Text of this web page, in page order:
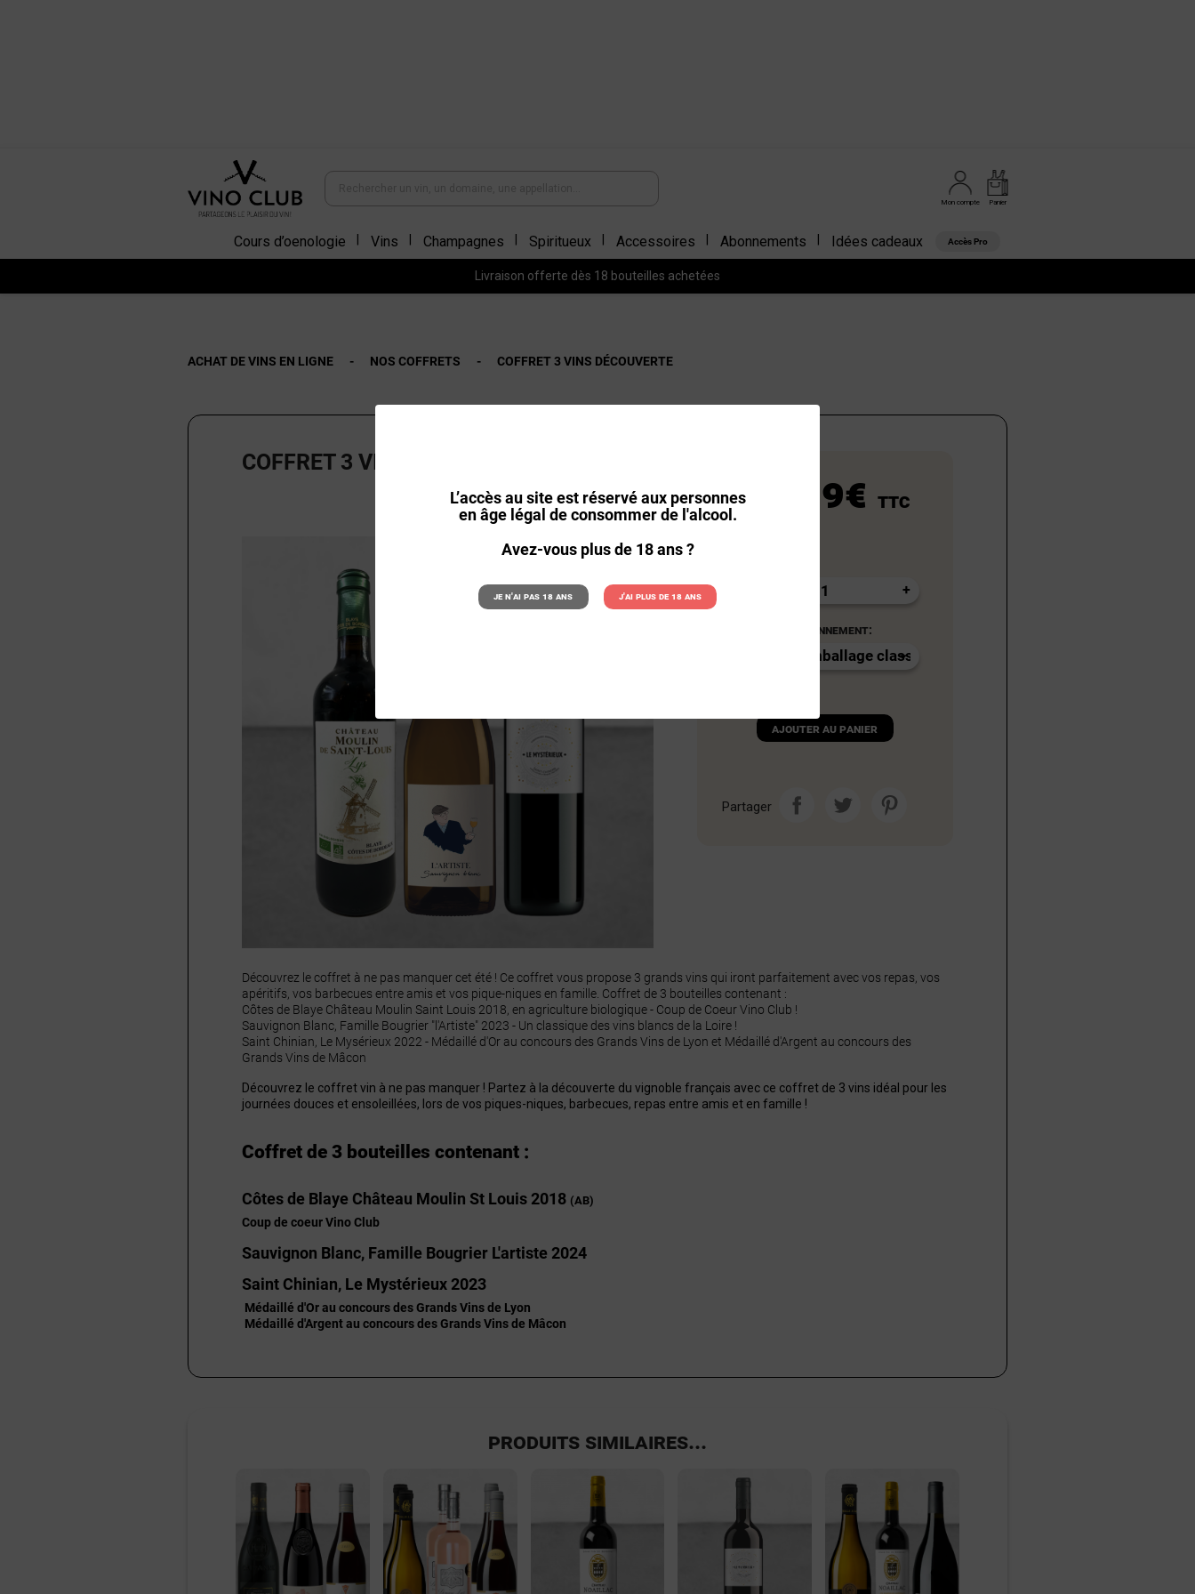
L’accès au site est réservé aux personnes
en âge légal de consommer de l'alcool.
Avez-vous plus de 18 ans ?
Je n'ai pas 18 ans J'ai plus de 18 ans
Panier
Mon compte
Cours d’oenologie Vins Champagnes Spiritueux Accessoires Abonnements Idées cadeaux Accès Pro
Livraison offerte dès 18 bouteilles achetées
ACHAT DE VINS EN LIGNE NOS COFFRETS COFFRET 3 VINS DÉCOUVERTE
28,99€ TTC
Type de conditionnement:
Ajouter au panier
Partager
COFFRET 3 VINS DÉCOUVERTE
Découvrez le coffret à ne pas manquer cet été ! Ce coffret vous propose 3 grands vins qui iront parfaitement avec vos repas, vos
apéritifs, vos barbecues entre amis et vos pique-niques en famille. Coffret de 3 bouteilles contenant :
Côtes de Blaye Château Moulin Saint Louis 2018, en agriculture biologique - Coup de Coeur Vino Club !
Sauvignon Blanc, Famille Bougrier "l'Artiste" 2023 - Un classique des vins blancs de la Loire !
Saint Chinian, Le Mysérieux 2022 - Médaillé d'Or au concours des Grands Vins de Lyon et Médaillé d'Argent au concours des
Grands Vins de Mâcon
Découvrez le coffret vin à ne pas manquer ! Partez à la découverte du vignoble français avec ce coffret de 3 vins idéal pour les
journées douces et ensoleillées, lors de vos piques-niques, barbecues, repas entre amis et en famille !
Coffret de 3 bouteilles contenant :
Côtes de Blaye Château Moulin St Louis 2018 (AB)
Coup de coeur Vino Club
Sauvignon Blanc, Famille Bougrier L'artiste 2024
Saint Chinian, Le Mystérieux 2023
Médaillé d'Or au concours des Grands Vins de Lyon
Médaillé d'Argent au concours des Grands Vins de Mâcon
PRODUITS SIMILAIRES...